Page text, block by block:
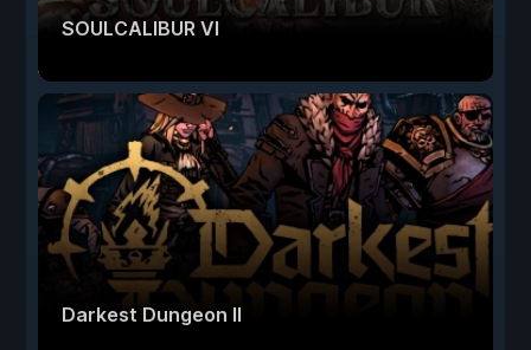
SOULCALIBUR VI
Darkest Dungeon II